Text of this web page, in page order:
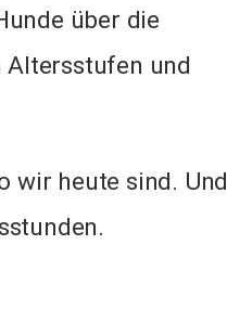
über die
Altersstufen und
wir heute sind. Und